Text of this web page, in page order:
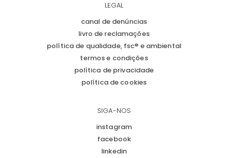
LEGAL
canal de denúncias
livro de reclamações
política de qualidade, fsc® e ambiental
termos e condições
política de privacidade
política de cookies
SIGA-NOS
instagram
facebook
linkedin